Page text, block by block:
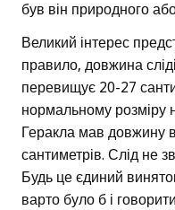
був він природного
Великий інтерес
правило, довжина
перевищує 20-27
нормальному розміру
Геракла мав довжину в
сантиметрів. Слід не
Будь це єдиний
варто було б і